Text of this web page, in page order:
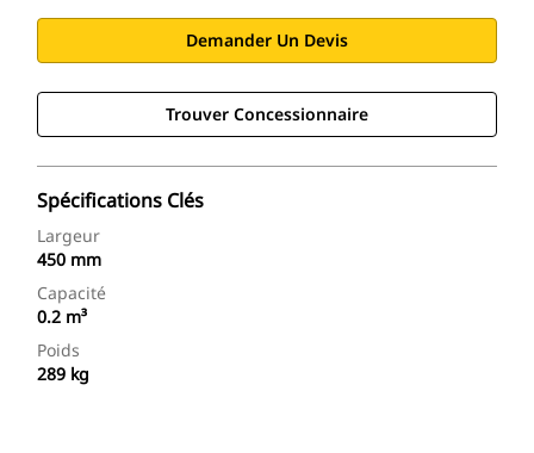
Demander Un Devis
Trouver Concessionnaire
Spécifications Clés
Largeur
450 mm
Capacité
0.2 m³
Poids
289 kg